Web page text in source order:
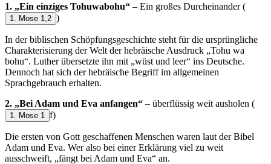
1. „Ein einziges Tohuwabohu“ – Ein großes Durcheinander(
1. Mose 1,2 )
In der biblischen Schöpfungsgeschichte steht für die ursprüngliche
Charakterisierung der Welt der hebräische Ausdruck „Tohu wa
bohu“. Luther übersetzte ihn mit „wüst und leer“ ins Deutsche.
Dennoch hat sich der hebräische Begriff im allgemeinen
Sprachgebrauch erhalten.
2. „Bei Adam und Eva anfangen“ – überflüssig weit ausholen (
1. Mose 1 f)
Die ersten von Gott geschaffenen Menschen waren laut der Bibel
Adam und Eva. Wer also bei einer Erklärung viel zu weit
ausschweift, „fängt bei Adam und Eva“ an.